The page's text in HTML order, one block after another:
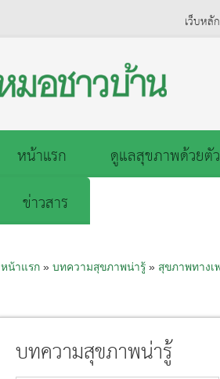
เว็บหลั
หน้าแรก ดูแลสุขภาพด้วยตั
ข่าวสาร
หน้าแรก» บทความสุขภาพน่ารู้» สุขภาพทางเ
บทความสุขภาพน่ารู้